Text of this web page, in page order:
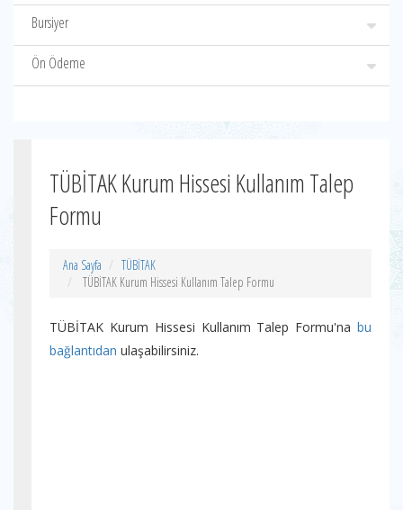
Bursiyer
Ön Ödeme
TÜBİTAK Kurum Hissesi Kullanım Talep
Formu
Ana Sayfa
TÜBİTAK
TÜBİTAK Kurum Hissesi Kullanım Talep Formu
TÜBİTAK Kurum Hissesi Kullanım Talep Formu'na bu
bağlantıdan ulaşabilirsiniz.